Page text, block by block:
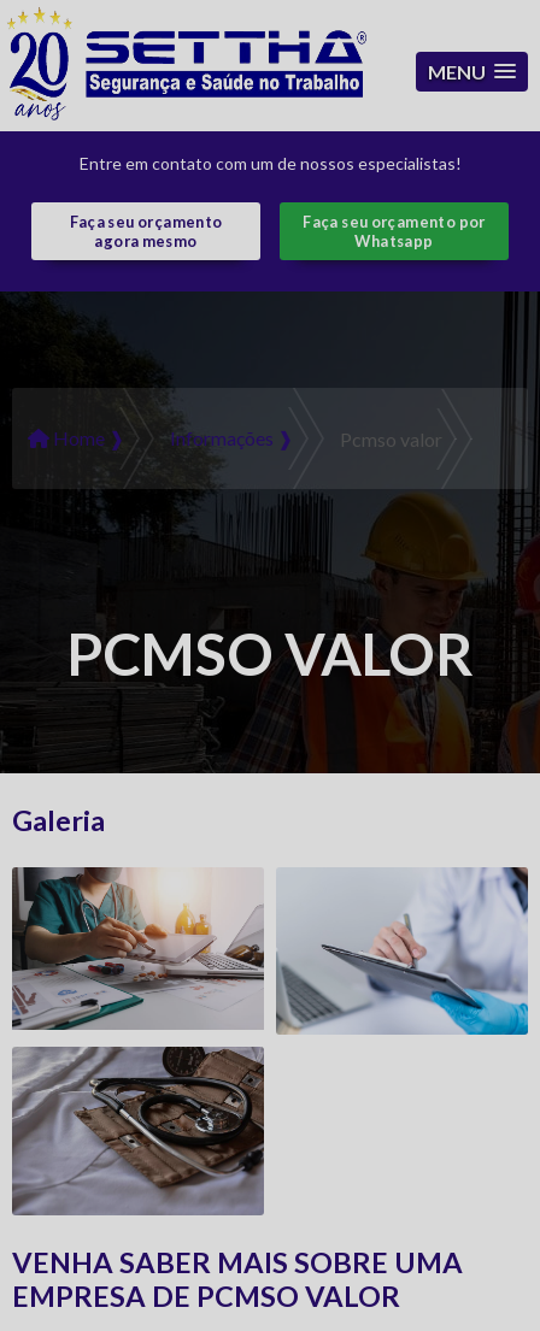
MENU
Entre em contato com um de nossos especialistas!
Faça seu orçamento
agora mesmo
Faça seu orçamento por
Whatsapp
Home ❱ Informações ❱ Pcmso valor
PCMSO VALOR
Galeria
VENHA SABER MAIS SOBRE UMA
EMPRESA DE PCMSO VALOR